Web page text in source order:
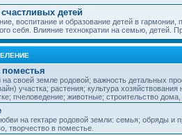
детей
воспитание и образование детей в гармонии,
себя. Влияние технократии на семью, детей.
своей земле родовой; важность детальных
участка; растения; культура
пчеловедение; животные; строительство дома,
на гектаре родовой земли: семья; обряды и
творчество в поместье.